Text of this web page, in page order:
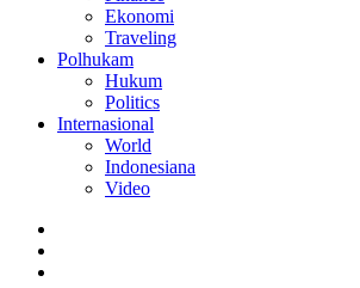
Ekonomi
Traveling
Polhukam
Hukum
Politics
Internasional
World
Indonesiana
Video